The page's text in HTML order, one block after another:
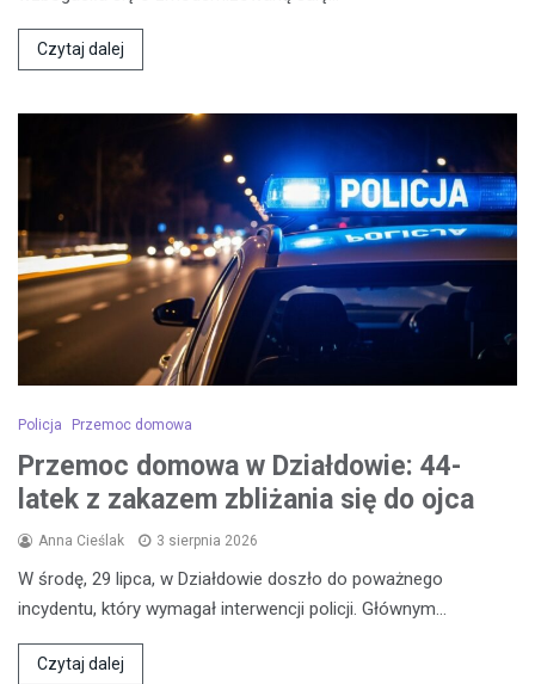
Czytaj dalej
Policja Przemoc domowa
Przemoc domowa w Działdowie: 44-
latek z zakazem zbliżania się do ojca
Anna Cieślak 3 sierpnia 2026
W środę, 29 lipca, w Działdowie doszło do poważnego
incydentu, który wymagał interwencji policji. Głównym…
Czytaj dalej